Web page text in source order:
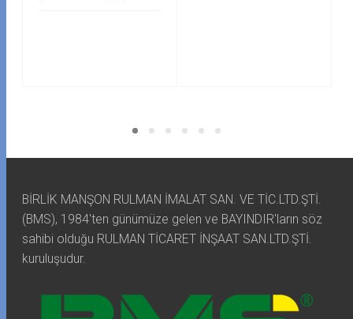
BİRLİK MANŞON RULMAN İMALAT SAN. VE TİC.LTD.ŞTİ.
(BMS), 1984'ten günümüze gelen ve BAYINDIR'ların söz
sahibi olduğu RULMAN TİCARET İNŞAAT SAN.LTD.ŞTİ.
kuruluşudur.